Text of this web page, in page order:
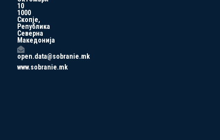
10
1000
Скопје,
Република
Северна
Македонија
open.data@sobranie.mk
www.sobranie.mk